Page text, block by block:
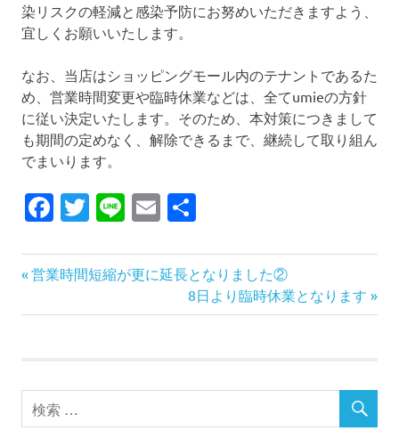
染リスクの軽減と感染予防にお努めいただきますよう、
宜しくお願いいたします。
なお、当店はショッピングモール内のテナントであるた
め、営業時間変更や臨時休業などは、全てumieの方針
に従い決定いたします。そのため、本対策につきまして
も期間の定めなく、解除できるまで、継続して取り組ん
でまいります。
Facebook
Twitter
LineEmail
ポポ
ンデ
レン
タル
投
稿
ビ
ゲ
前
記
営業時間短縮が更に延長となりました②
次
の
8日より臨時休業となります